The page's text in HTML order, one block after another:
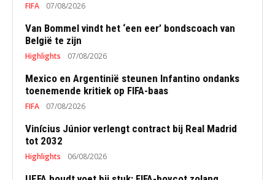
FIFA 07/08/2026
Van Bommel vindt het ‘een eer’ bondscoach van
België te zijn
Highlights 07/08/2026
Mexico en Argentinië steunen Infantino ondanks
toenemende kritiek op FIFA-baas
FIFA 07/08/2026
Vinícius Júnior verlengt contract bij Real Madrid
tot 2032
Highlights 06/08/2026